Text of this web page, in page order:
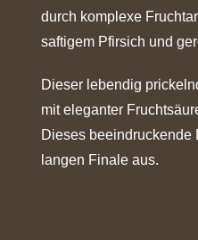
durch komplexe
saftigem Pfirsich und
Dieser lebendig
mit eleganter
Dieses beeindruckende
langen Finale aus.